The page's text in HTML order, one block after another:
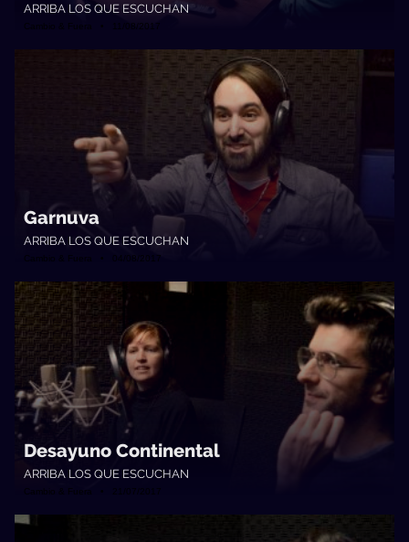
ARRIBA LOS QUE ESCUCHAN
Cambio & Fuera • 11/08/2017
Garnuva
ARRIBA LOS QUE ESCUCHAN
Cambio & Fuera • 04/08/2017
Desayuno Continental
ARRIBA LOS QUE ESCUCHAN
Cambio & Fuera • 21/07/2017